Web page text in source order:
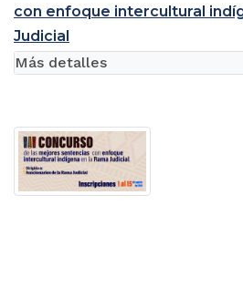
con enfoque intercultural
Judicial
Más detalles